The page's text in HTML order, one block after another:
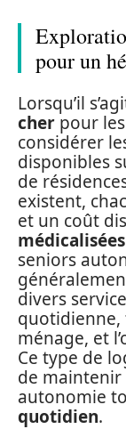
pour un
Lorsqu’il
cher pour
considérer
disponibles
de
existent,
et un coût
médicalisées
seniors
divers
quotidienne,
ménage, et
Ce type de
de
autonomie
quotidien.